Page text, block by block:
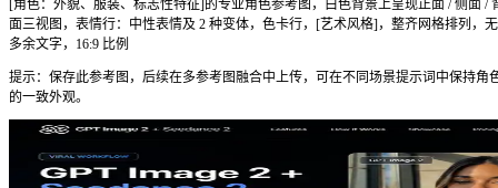
方式三 — 无需账号，浏览器直接用
1打开 https://gpt-images.org——无需 OpenAI 账号或任何
2输入提示词，点击生成，调用的是同一底层模型。
3直接把本文的提示词模板复制粘贴进去测试。